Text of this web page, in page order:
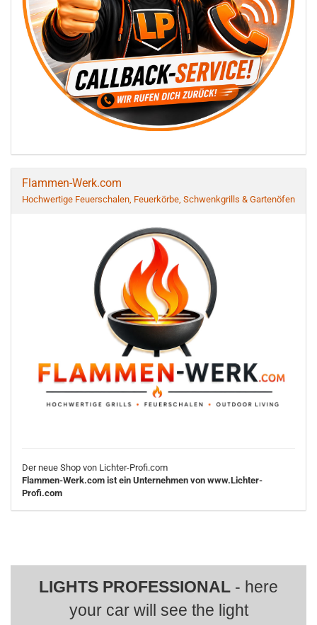
Flammen-Werk.com
Hochwertige Feuerschalen, Feuerkörbe, Schwenkgrills & Gartenöfen
Der neue Shop von Lichter-Profi.com
Flammen-Werk.com ist ein Unternehmen von www.Lichter-
Profi.com
LIGHTS PROFESSIONAL - here
your car will see the light